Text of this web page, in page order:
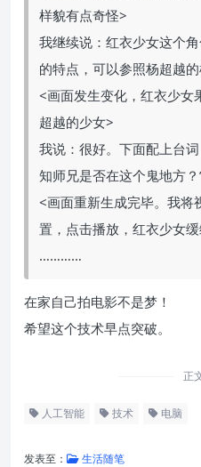
样貌有点奇怪>
我继续说：红衣少女这个
的特点，可以参照杨超越
<画面发生变化，红衣少女
超越的少女>
我说：很好。下面配上台
知师兄是否在这个鬼地方？
<画面重新生成完毕。我将
置，点击播放，红衣少女
…………
在家自己拍电影不是梦！
希望这个技术早点突破。
正
人工智能 技术 电脑
发表至： 生活随笔